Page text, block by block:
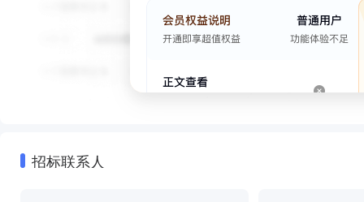
招标联系人